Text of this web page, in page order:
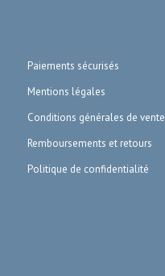
Paiements sécurisés
Mentions légales
Conditions générales de vente
Remboursements et retours
Politique de confidentialité